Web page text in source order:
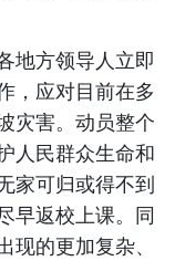
地方领导人立即
，应对目前在多
灾害。动员整个
人民群众生命和
家可归或得不到
早返校上课。同
的更加复杂、